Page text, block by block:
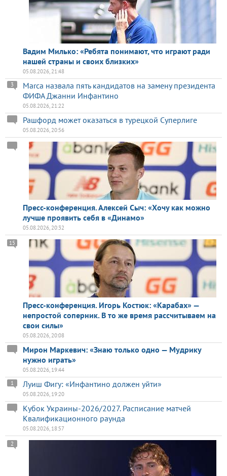
Вадим Милько: «Ребята понимают, что играют ради
нашей страны и своих близких»
05.08.2026, 21:48
Marca назвала пять кандидатов на замену президента
ФИФА Джанни Инфантино
3
05.08.2026, 21:22
Рашфорд может оказаться в турецкой Суперлиге
05.08.2026, 20:56
Пресс-конференция. Алексей Сыч: «Хочу как можно
лучше проявить себя в «Динамо»
05.08.2026, 20:32
Пресс-конференция. Игорь Костюк: «Карабах» —
непростой соперник. В то же время рассчитываем на
свои силы»
15
05.08.2026, 20:08
Мирон Маркевич: «Знаю только одно — Мудрику
нужно играть»
05.08.2026, 19:44
Луиш Фигу: «Инфантино должен уйти»
1
05.08.2026, 19:20
Кубок Украины-2026/2027. Расписание матчей
Квалификационного раунда
05.08.2026, 18:57
2